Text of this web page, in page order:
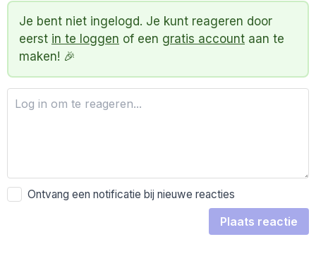
Je bent niet ingelogd. Je kunt reageren door
eerst in te loggen of een gratis account aan te
maken! 🎉
Ontvang een notificatie bij nieuwe reacties
Plaats reactie